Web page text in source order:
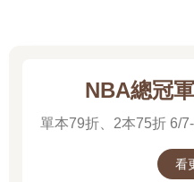
NBA總冠
單本79折、2本75折 6/
看